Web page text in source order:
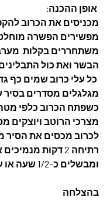
אופן ההכנה:
מכניסים את הכרוב
מפשירים הפשרה
משתחררים בקלות
הבשר ואת כול
כל עלי כרוב שמים כף
מגלגלים מסדרים בסיר
כשפתח הכרוב כלפי
מצרכי הרוטב ויוצקים
לכרוב מכסים את הסיר
רתיחה 2 דקות מנמיכים את להבה
ומבשלים כ-1/2 שעה או עד שהאורז מוכן.
בהצלחה